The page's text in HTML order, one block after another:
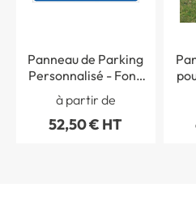
Panneau de Parking
Personnalisé - Fond
bleu Texte blanc - H
250 x L 400 mm
à partir de
52,50 € HT